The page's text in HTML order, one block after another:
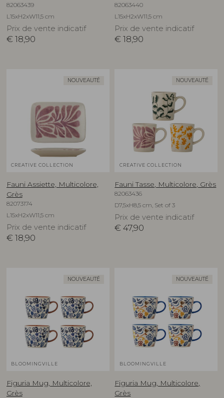
82063439
L15xH2xW11,5 cm
Prix de vente indicatif
€ 18,90
82063440
L15xH2xW11,5 cm
Prix de vente indicatif
€ 18,90
NOUVEAUTÉ
CREATIVE COLLECTION
Fauni Assiette, Multicolore,
Grès
82073174
L15xH2xW11,5 cm
Prix de vente indicatif
€ 18,90
NOUVEAUTÉ
CREATIVE COLLECTION
Fauni Tasse, Multicolore, Grès
82063436
D7,5xH8,5 cm, Set of 3
Prix de vente indicatif
€ 47,90
NOUVEAUTÉ
BLOOMINGVILLE
Figuria Mug, Multicolore,
Grès
NOUVEAUTÉ
BLOOMINGVILLE
Figuria Mug, Multicolore,
Grès